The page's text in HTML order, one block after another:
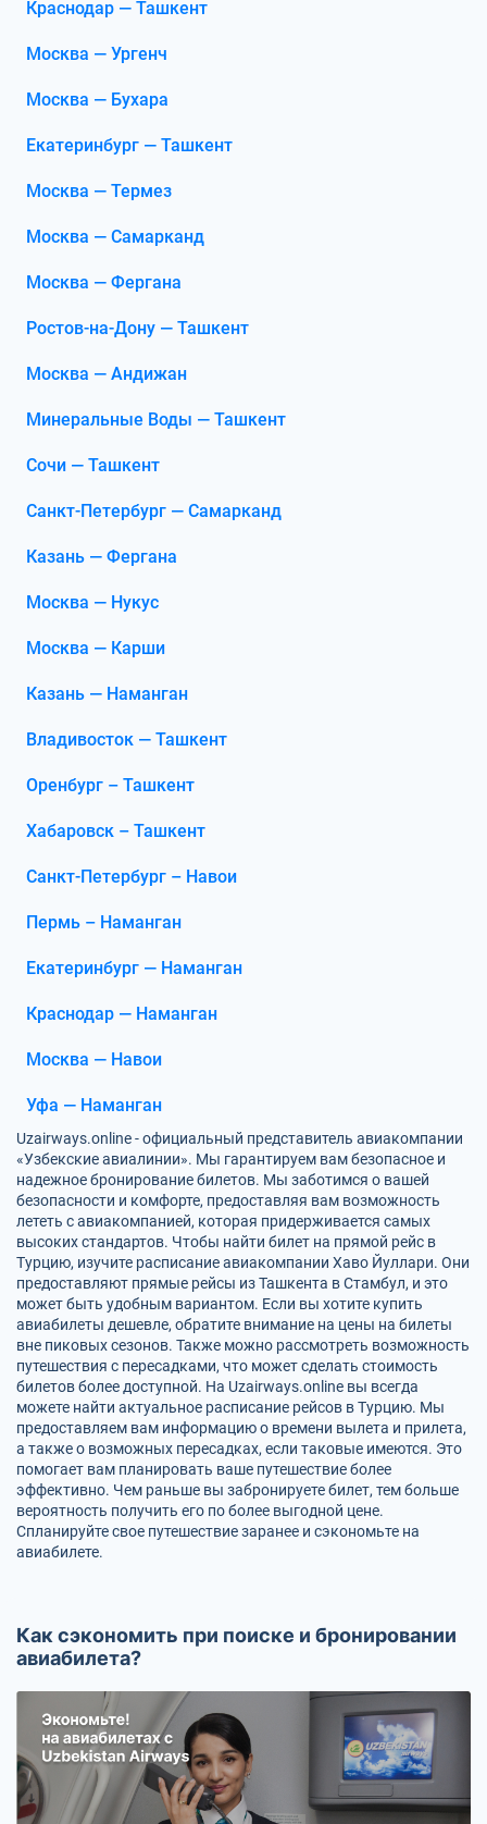
Краснодар — Ташкент
Москва — Ургенч
Москва — Бухара
Екатеринбург — Ташкент
Москва — Термез
Москва — Самарканд
Москва — Фергана
Ростов-на-Дону — Ташкент
Москва — Андижан
Минеральные Воды — Ташкент
Сочи — Ташкент
Санкт-Петербург — Самарканд
Казань — Фергана
Москва — Нукус
Москва — Карши
Казань — Наманган
Владивосток — Ташкент
Оренбург – Ташкент
Хабаровск – Ташкент
Санкт-Петербург – Навои
Пермь – Наманган
Екатеринбург — Наманган
Краснодар — Наманган
Москва — Навои
Уфа — Наманган
Uzairways.online - официальный представитель авиакомпании
«Узбекские авиалинии». Мы гарантируем вам безопасное и
надежное бронирование билетов. Мы заботимся о вашей
безопасности и комфорте, предоставляя вам возможность
лететь с авиакомпанией, которая придерживается самых
высоких стандартов. Чтобы найти билет на прямой рейс в
Турцию, изучите расписание авиакомпании Хаво Йуллари. Они
предоставляют прямые рейсы из Ташкента в Стамбул, и это
может быть удобным вариантом. Если вы хотите купить
авиабилеты дешевле, обратите внимание на цены на билеты
вне пиковых сезонов. Также можно рассмотреть возможность
путешествия с пересадками, что может сделать стоимость
билетов более доступной. На Uzairways.online вы всегда
можете найти актуальное расписание рейсов в Турцию. Мы
предоставляем вам информацию о времени вылета и прилета,
а также о возможных пересадках, если таковые имеются. Это
помогает вам планировать ваше путешествие более
эффективно. Чем раньше вы забронируете билет, тем больше
вероятность получить его по более выгодной цене.
Спланируйте свое путешествие заранее и сэкономьте на
авиабилете.
Как сэкономить при поиске и бронировании
авиабилета?